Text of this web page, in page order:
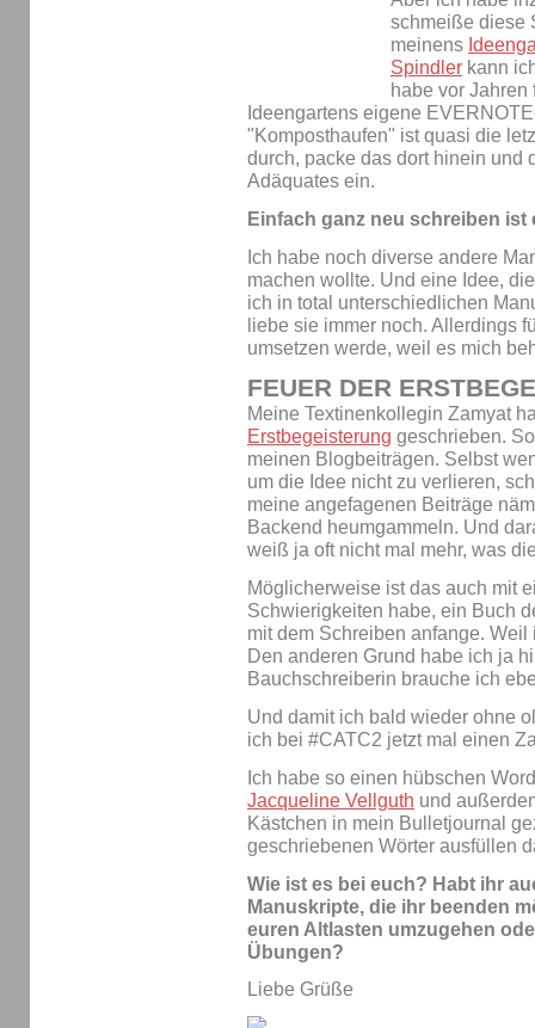
schmeiße diese
meinens
Spindler kann
habe vor
Ideengartens eigene
"Komposthaufen" ist quasi die
durch, packe das dort hinein und
Adäquates ein.
Einfach ganz neu schreiben ist
Ich habe noch diverse andere
machen wollte. Und eine Idee,
ich in total unterschiedlichen
liebe sie immer noch. Allerdings
umsetzen werde, weil es mich
FEUER DER
Meine Textinenkollegin Zamyat
Erstbegeisterung geschrieben.
meinen Blogbeiträgen. Selbst
um die Idee nicht zu verlieren,
meine angefagenen Beiträge
Backend heumgammeln. Und
weiß ja oft nicht mal mehr, was
Möglicherweise ist das auch mit
Schwierigkeiten habe, ein Buch
mit dem Schreiben anfange.
Den anderen Grund habe ich ja
Bauchschreiberin brauche ich
Und damit ich bald wieder ohne
ich bei #CATC2 jetzt mal einen
Ich habe so einen hübschen
Jacqueline Vellguth und
Kästchen in mein Bulletjournal
geschriebenen Wörter ausfüllen
Wie ist es bei euch? Habt ihr
Manuskripte, die ihr beenden
euren Altlasten umzugehen
Übungen?
Liebe Grüße